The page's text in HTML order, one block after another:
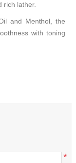
rich lather.
and Menthol, the
with toning
*